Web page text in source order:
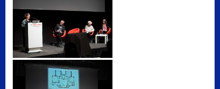
Bernadette Reinhold (Universität für angewandte Kunst Wien)
Kunstsammlung und Archiv, Universität für angewandte Kunst Wien, Foto: Lian Hannah Walter